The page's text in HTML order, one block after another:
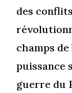
des
champs
puissance
guerre du